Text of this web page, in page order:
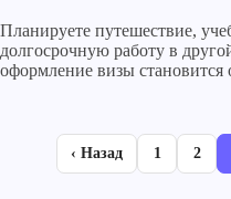
Планируете путешествие,
долгосрочную работу в
оформление визы становится
‹ Назад 1 2